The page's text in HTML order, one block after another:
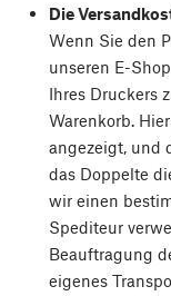
Die
Wenn Sie den
unseren E-
Ihres Druckers
Warenkorb.
angezeigt, und
das Doppelte
wir einen
Spediteur
Beauftragung
eigenes